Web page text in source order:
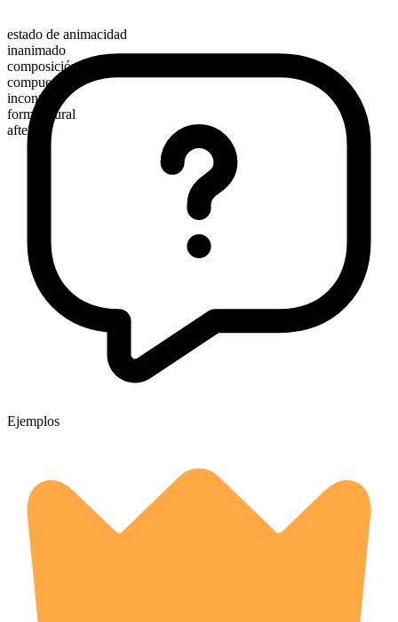
estado de animacidad
inanimado
composición morfológica
compuesto
incontable
forma plural
afters
Ejemplos